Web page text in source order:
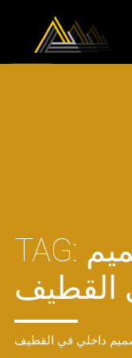
TAG:
القطيف
داخلي في القطيف